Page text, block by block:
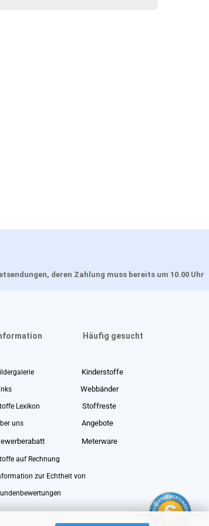
deren Zahlung muss bereits um 10.00 Uhr
Häufig gesucht
Kinderstoffe
Webbänder
Lexikon Stoffreste
uns Angebote
Meterware
auf Rechnung
zur Echtheit von